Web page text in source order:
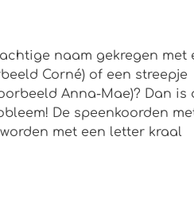
naam gekregen met
Corné) of een streepje
Anna-Mae)? Dan is
De speenkoorden
met een letter kraal